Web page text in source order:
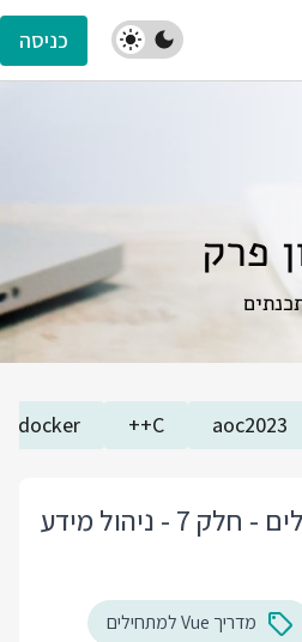
כניסה
פרק
aoc2023
C++
docker
מדריך Vue למתחילים - חלק 7 - ניהול מידע
מדריך Vue למתחילים